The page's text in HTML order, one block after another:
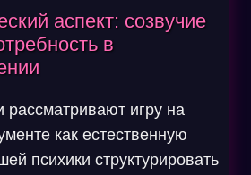
аспект: созвучие
в
рассматривают игру на
как естественную
психики структурировать